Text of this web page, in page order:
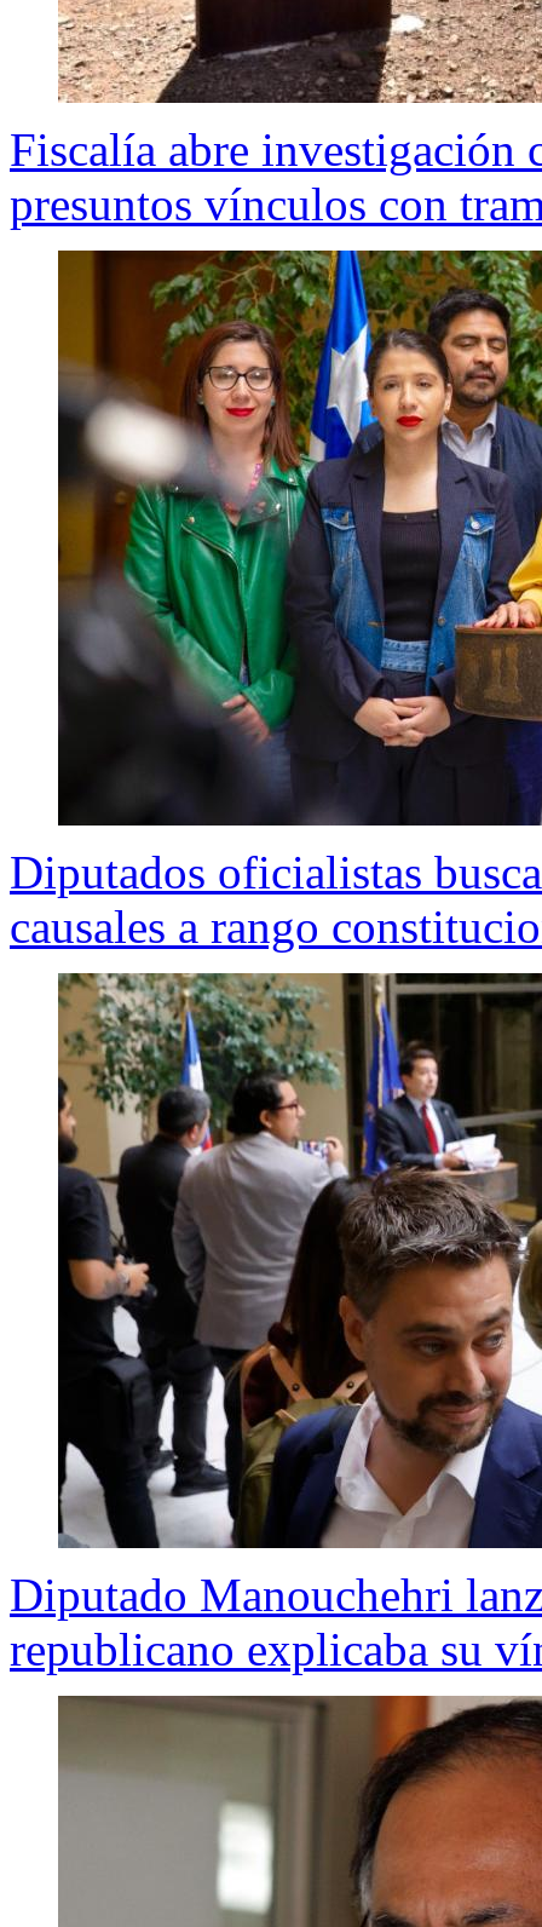
Fiscalía abre investigación
presuntos vínculos con
Diputados oficialistas
causales a rango
Diputado Manouchehri
republicano explicaba su